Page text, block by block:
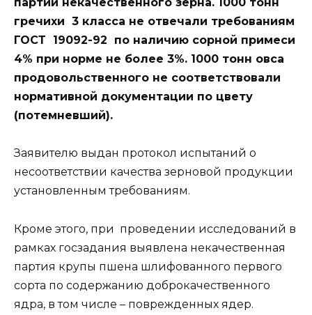
гречихи 3 класса не отвечали требованиям
ГОСТ 19092-92 по наличию сорной примеси
4% при норме не более 3%. 1000 тонн овса
продовольственного не соответствовали
нормативной документации по цвету
(потемневший).
Заявителю выдан протокол испытаний о
несоответствии качества зерновой продукции
установленным требованиям.
Кроме этого, при проведении исследований в
рамках госзадания выявлена некачественная
партия крупы пшена шлифованного первого
сорта по содержанию доброкачественного
ядра, в том числе – поврежденных ядер.